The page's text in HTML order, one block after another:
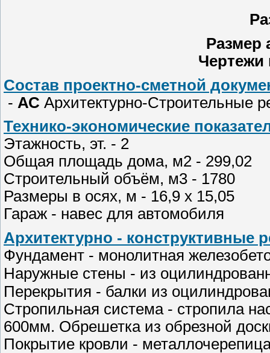
Размер
Состав проектно-сметной
- АС Архитектурно-Строительные
Технико-экономические
Этажность, эт. - 2
Общая площадь дома, м2 - 299,02
Строительный объём, м3 - 1780
Размеры в осях, м - 16,9 х 15,05
Гараж - навес для автомобиля
Архитектурно - конструктивные
Фундамент - монолитная
Наружные стены - из
Перекрытия - балки из
Стропильная система - стропила
600мм. Обрешетка из обрезной
Покрытие кровли -